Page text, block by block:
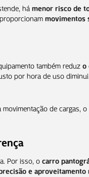
hámenor risco de
movimentos
também reduzo
por hora de uso
de cargas,
Por isso, ocarro
e aproveitamento